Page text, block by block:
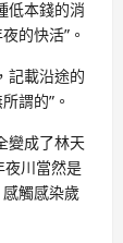
低本錢的消
的快活”。
記載沿途的
謂的”。
變成了林天
川當然是
觸感染歲